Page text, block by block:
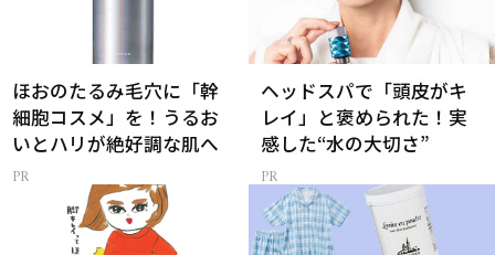
ほおのたるみ毛穴に「幹
細胞コスメ」を！うるお
いとハリが絶好調な肌へ
ヘッドスパで「頭皮がキ
レイ」と褒められた！実
感した“水の大切さ”